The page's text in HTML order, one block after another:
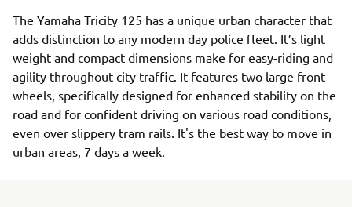
The Yamaha Tricity 125 has a unique urban character that
adds distinction to any modern day police fleet. It’s light
weight and compact dimensions make for easy-riding and
agility throughout city traffic. It features two large front
wheels, specifically designed for enhanced stability on the
road and for confident driving on various road conditions,
even over slippery tram rails. It's the best way to move in
urban areas, 7 days a week.